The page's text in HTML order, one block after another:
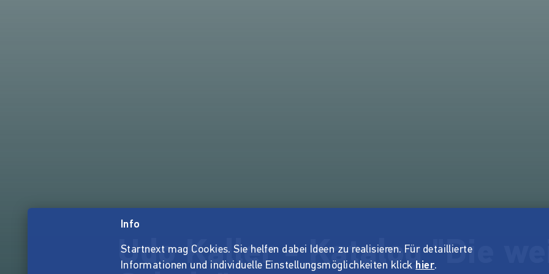
Udo Kaller - Katalog "Die
Info
Startnext mag Cookies. Sie helfen dabei Ideen zu realisieren. Für detaillierte
Informationen und individuelle Einstellungsmöglichkeiten klick hier.